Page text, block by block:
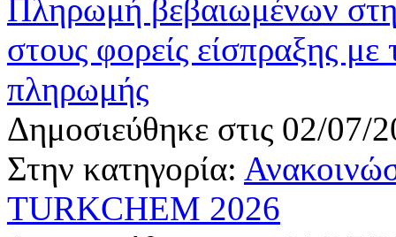
Πληρωμή βεβαιωμένων
στους φορείς είσπραξης
πληρωμής
Δημοσιεύθηκε στις 02/07/
Στην κατηγορία:
TURKCHEM 2026